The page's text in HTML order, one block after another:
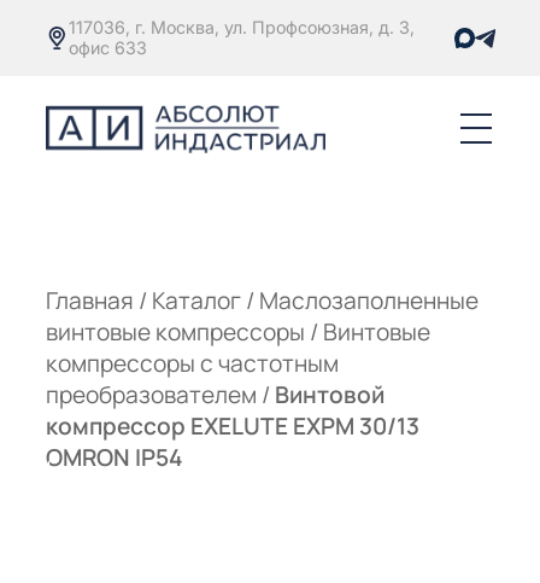
117036, г. Москва, ул. Профсоюзная, д. 3,
офис 633
Главная / Каталог/ Маслозаполненные
винтовые компрессоры / Винтовые
компрессоры с частотным
преобразователем / Винтовой
компрессор EXELUTE EXPM 30/13
OMRON IP54
С